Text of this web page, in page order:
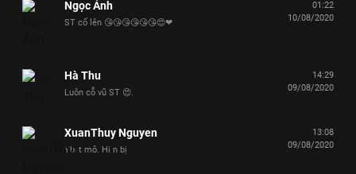
Ngọc Ánh
ST cố lên 😘😘😘😘😘😘😍❤
01:22
10/08/2020
Hà Thu
Luôn cỗ vũ ST 😍.
14:29
09/08/2020
XuanThuy Nguyen
Ybvt mô. Hi n bị
13:08
09/08/2020